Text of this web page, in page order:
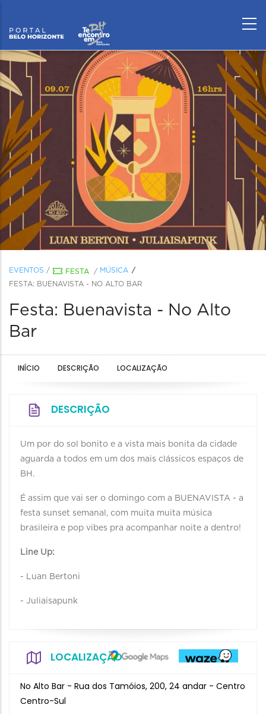
EVENTOS / FESTA / MÚSICA
FESTA: BUENAVISTA - NO ALTO BAR
Festa: Buenavista - No Alto
Bar
INÍCIO DESCRIÇÃO LOCALIZAÇÃO
DESCRIÇÃO
Um por do sol bonito e a vista mais bonita da cidade
aguarda a todos em um dos mais clássicos espaços de
BH.
É assim que vai ser o domingo com a BUENAVISTA - a
festa sunset semanal, com muita muita música
brasileira e pop vibes pra acompanhar noite a dentro!
Line Up:
- Luan Bertoni
- Juliaisapunk
LOCALIZAÇÃO
No Alto Bar - Rua dos Tamóios, 200, 24 andar - Centro
Centro-Sul